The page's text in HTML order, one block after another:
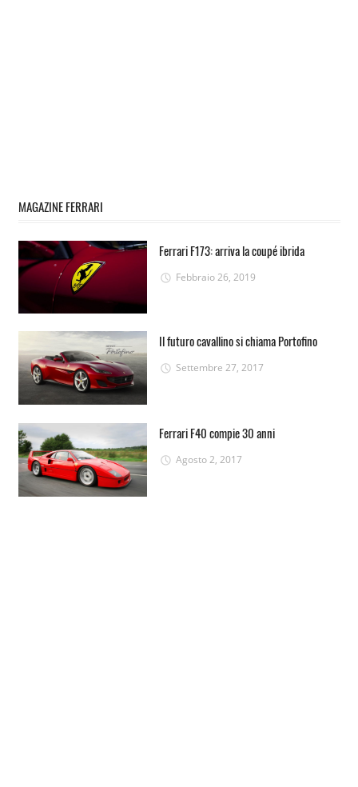
MAGAZINE FERRARI
Ferrari F173: arriva la coupé ibrida
Febbraio 26, 2019
Il futuro cavallino si chiama Portofino
Settembre 27, 2017
Ferrari F40 compie 30 anni
Agosto 2, 2017